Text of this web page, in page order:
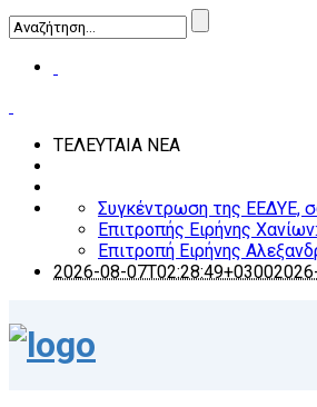
ΤΕΛΕΥΤΑΙΑ ΝΕΑ
Συγκέντρωση της ΕΕΔΥΕ,
Επιτροπής Ειρήνης
Επιτροπή Ειρήνης
2026-08-07T02:28:49+0300